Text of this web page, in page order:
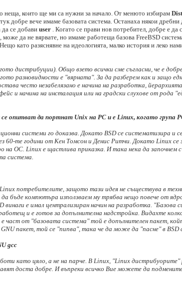
неща, които ще ми са нужни за начало. От менюто избирам
добре вече имаме базовата система. Останаха някои дребни
да се добави user . Когато се прави нов потребител, добре е да
може да не вярвате, но имаме работеща базова FreeBSD
като разяснявне на идеологията, малко история и леко
дистрибуции). Общо взето всички сме съгласни, че е
разновидности е "вярната". За да разберем как и защо
често незабелязано е начина на разработка,
и начина на инсталация или на градски слухове от рода
се опитват да портнат Unix на PC и е Linux, когато
системи го доказва. Докато BSD се систематизира и
60-те години от Кен Томсон и Денис Ритчи. Докато Linux
на ОС. Linux e щастлива приказка. И така нека да започнем
система.
потребителите, защото тази идея не съществува в
бъде компютъра използваем му трябва нещо повече от
е имал централизиран начин на разработка. "Базова
и е готов за допълнителна надстройка. Видахте
е част от "базовата система" той е допълнителен пакет,
пакет, той се "пипва", така че да може да "пасне" в
gcc
като цяло, а не на парче. В Linux, "Linux
доста добре. И въпреки всичко Вие можете да